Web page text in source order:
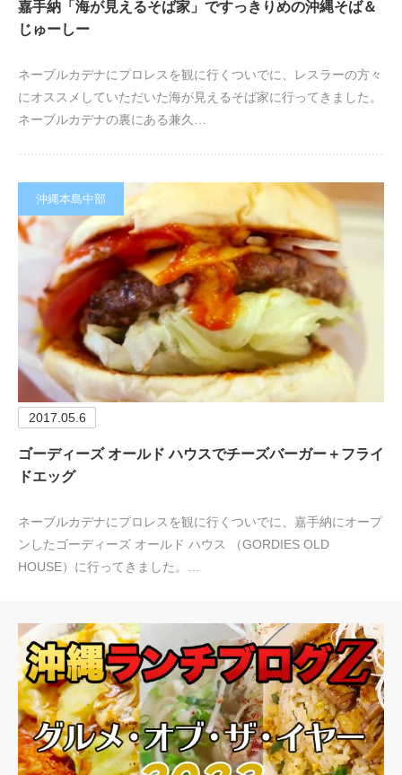
嘉手納「海が見えるそば家」ですっきりめの沖縄そば＆
じゅーしー
ネーブルカデナにプロレスを観に行くついでに、レスラーの方々
にオススメしていただいた海が見えるそば家に行ってきました。
ネーブルカデナの裏にある兼久…
沖縄本島中部
2017.05.6
ゴーディーズ オールド ハウスでチーズバーガー＋フライ
ドエッグ
ネーブルカデナにプロレスを観に行くついでに、嘉手納にオープ
ンしたゴーディーズ オールド ハウス （GORDIES OLD
HOUSE）に行ってきました。…